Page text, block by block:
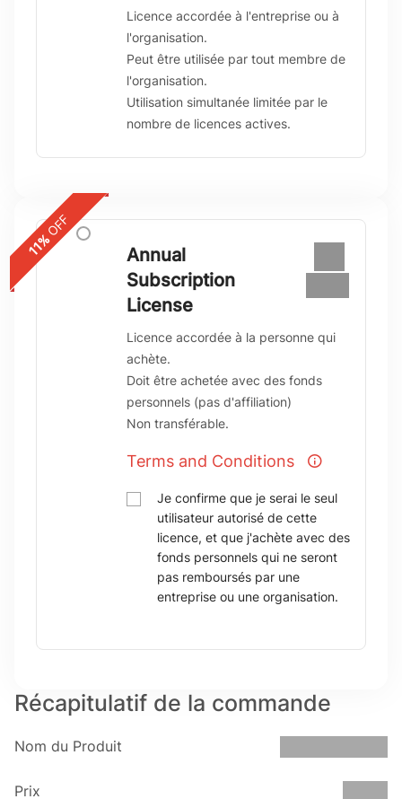
Licence accordée à l'entreprise ou à
l'organisation.
Peut être utilisée par tout membre de
l'organisation.
Utilisation simultanée limitée par le
nombre de licences actives.
11%
OFF
Annual
Subscription
License
Licence accordée à la personne qui
achète.
Doit être achetée avec des fonds
personnels (pas d'affiliation)
Non transférable.
Terms and Conditions
Je confirme que je serai le seul
utilisateur autorisé de cette
licence, et que j'achète avec des
fonds personnels qui ne seront
pas remboursés par une
entreprise ou une organisation.
Récapitulatif de la commande
Nom du Produit
Prix